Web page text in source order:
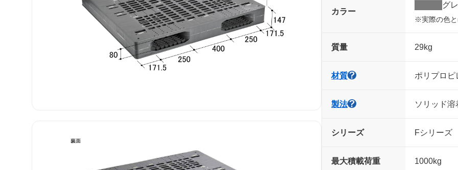
カラー
グ
※実際の色と
質量 29kg
材質 ポリプロピ
製法 ソリッド溶
シリーズ Fシリーズ
最大積載荷重 1000kg